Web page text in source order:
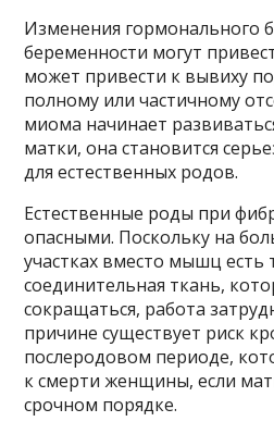
Изменения гормонального
беременности могут
может привести к вывиху
полному или частичному
миома начинает
матки, она становится
для естественных родов.
Естественные роды при
опасными. Поскольку на
участках вместо мышц есть
соединительная ткань,
сокращаться, работа
причине существует риск
послеродовом периоде,
к смерти женщины, если
срочном порядке.